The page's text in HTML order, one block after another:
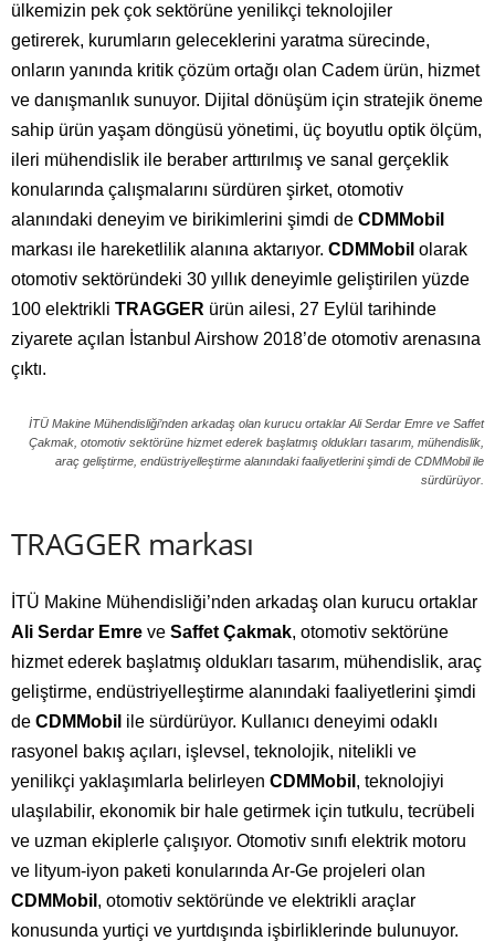
ülkemizin pek çok sektörüne yenilikçi teknolojiler
getirerek, kurumların geleceklerini yaratma sürecinde,
onların yanında kritik çözüm ortağı olan Cadem ürün, hizmet
ve danışmanlık sunuyor. Dijital dönüşüm için stratejik öneme
sahip ürün yaşam döngüsü yönetimi, üç boyutlu optik ölçüm,
ileri mühendislik ile beraber arttırılmış ve sanal gerçeklik
konularında çalışmalarını sürdüren şirket, otomotiv
alanındaki deneyim ve birikimlerini şimdi de CDMMobil
markası ile hareketlilik alanına aktarıyor. CDMMobil olarak
otomotiv sektöründeki 30 yıllık deneyimle geliştirilen yüzde
100 elektrikli TRAGGER ürün ailesi, 27 Eylül tarihinde
ziyarete açılan İstanbul Airshow 2018’de otomotiv arenasına
çıktı.
İTÜ Makine Mühendisliği’nden arkadaş olan kurucu ortaklar Ali Serdar Emre ve Saffet
Çakmak, otomotiv sektörüne hizmet ederek başlatmış oldukları tasarım, mühendislik,
araç geliştirme, endüstriyelleştirme alanındaki faaliyetlerini şimdi de CDMMobil ile
sürdürüyor.
TRAGGER markası
İTÜ Makine Mühendisliği’nden arkadaş olan kurucu ortaklar
Ali Serdar Emre ve Saffet Çakmak, otomotiv sektörüne
hizmet ederek başlatmış oldukları tasarım, mühendislik, araç
geliştirme, endüstriyelleştirme alanındaki faaliyetlerini şimdi
de CDMMobil ile sürdürüyor. Kullanıcı deneyimi odaklı
rasyonel bakış açıları, işlevsel, teknolojik, nitelikli ve
yenilikçi yaklaşımlarla belirleyen CDMMobil , teknolojiyi
ulaşılabilir, ekonomik bir hale getirmek için tutkulu, tecrübeli
ve uzman ekiplerle çalışıyor. Otomotiv sınıfı elektrik motoru
ve lityum-iyon paketi konularında Ar-Ge projeleri olan
CDMMobil , otomotiv sektöründe ve elektrikli araçlar
konusunda yurtiçi ve yurtdışında işbirliklerinde bulunuyor.